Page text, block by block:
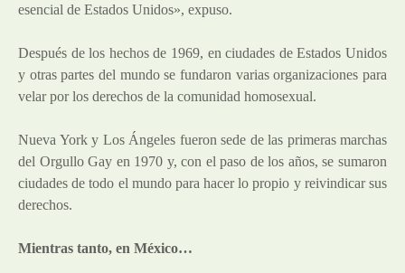
esencial de Estados Unidos», expuso.
Después de los hechos de 1969, en ciudades de Estados Unidos
y otras partes del mundo se fundaron varias organizaciones para
velar por los derechos de la comunidad homosexual.
Nueva York y Los Ángeles fueron sede de las primeras marchas
del Orgullo Gay en 1970 y, con el paso de los años, se sumaron
ciudades de todo el mundo para hacer lo propio y reivindicar sus
derechos.
Mientras tanto, en México…